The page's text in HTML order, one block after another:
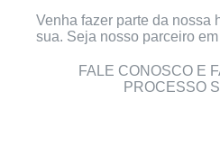
Venha fazer parte da nossa
sua. Seja nosso parceiro
FALE CONOSCO E
PROCESSO